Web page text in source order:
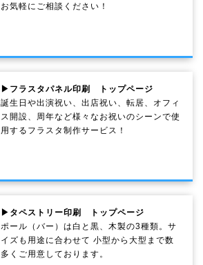
お気軽にご相談ください！
▶フラスタパネル印刷 トップページ
誕生日や出演祝い、出店祝い、転居、オフィ
ス開設、周年など様々なお祝いのシーンで使
用するフラスタ制作サービス！
▶タペストリー印刷 トップページ
ポール（バー）は白と黒、木製の3種類。サ
イズも用途に合わせて 小型から大型まで数
多くご用意しております。